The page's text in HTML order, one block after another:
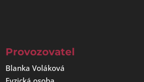
Provozovatel
Blanka Voláková